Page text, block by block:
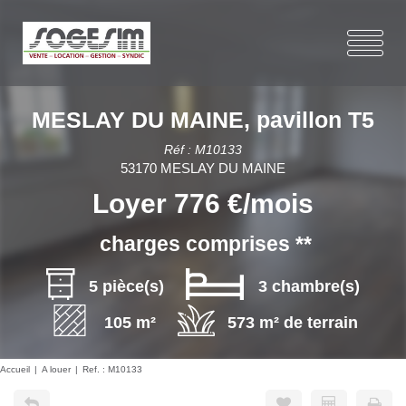
MESLAY DU MAINE, pavillon T5
Réf : M10133
53170 MESLAY DU MAINE
Loyer 776 €/mois
charges comprises **
5 pièce(s)
3 chambre(s)
105 m²
573 m² de terrain
Accueil A louer Ref. : M10133